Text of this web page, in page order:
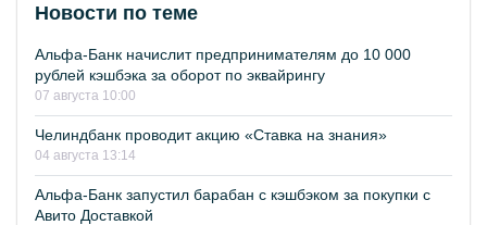
Новости по теме
Альфа-Банк начислит предпринимателям до 10 000
рублей кэшбэка за оборот по эквайрингу
07 августа 10:00
Челиндбанк проводит акцию «Ставка на знания»
04 августа 13:14
Альфа-Банк запустил барабан с кэшбэком за покупки с
Авито Доставкой